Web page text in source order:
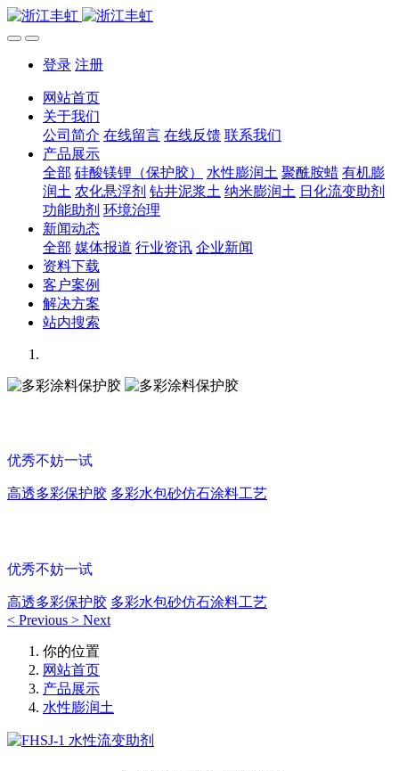
登录 注册
网站首页
关于我们
公司简介 在线留言 在线反馈 联系我们
产品展示
全部 硅酸镁锂（保护胶） 水性膨润土 聚酰胺蜡 有机膨
润土 农化悬浮剂 钻井泥浆土 纳米膨润土 日化流变助剂
功能助剂 环境治理
新闻动态
全部 媒体报道 行业资讯 企业新闻
资料下载
客户案例
解决方案
站内搜索
优秀不妨一试
高透多彩保护胶 多彩水包砂仿石涂料工艺
优秀不妨一试
高透多彩保护胶 多彩水包砂仿石涂料工艺
< Previous > Next
你的位置
网站首页
产品展示
水性膨润土